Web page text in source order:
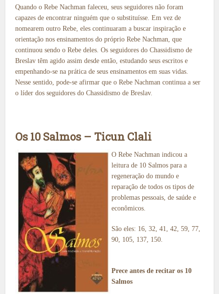
Quando o Rebe Nachman faleceu, seus seguidores não foram
capazes de encontrar ninguém que o substituísse. Em vez de
nomearem outro Rebe, eles continuaram a buscar inspiração e
orientação nos ensinamentos do próprio Rebe Nachman, que
continuou sendo o Rebe deles. Os seguidores do Chassidismo de
Breslav têm agido assim desde então, estudando seus escritos e
empenhando-se na prática de seus ensinamentos em suas vidas.
Nesse sentido, pode-se afirmar que o Rebe Nachman continua a ser
o líder dos seguidores do Chassidismo de Breslav.
Os 10 Salmos – Ticun Clali
O Rebe Nachman indicou a
leitura de 10 Salmos para a
regeneração do mundo e
reparação de todos os tipos de
problemas pessoais, de saúde e
econômicos.
São eles: 16, 32, 41, 42, 59, 77,
90, 105, 137, 150.
Prece antes de recitar os 10
Salmos